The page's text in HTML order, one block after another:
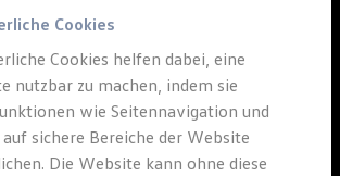
Leasing
Leasing
ohne Anzahlung
mit Schlussrate
und Garantien
Versicherung
Cookies
Cookies helfen dabei, eine
nutzbar zu machen, indem sie
wie Seitennavigation und
sichere Bereiche der Website
Die Website kann ohne diese